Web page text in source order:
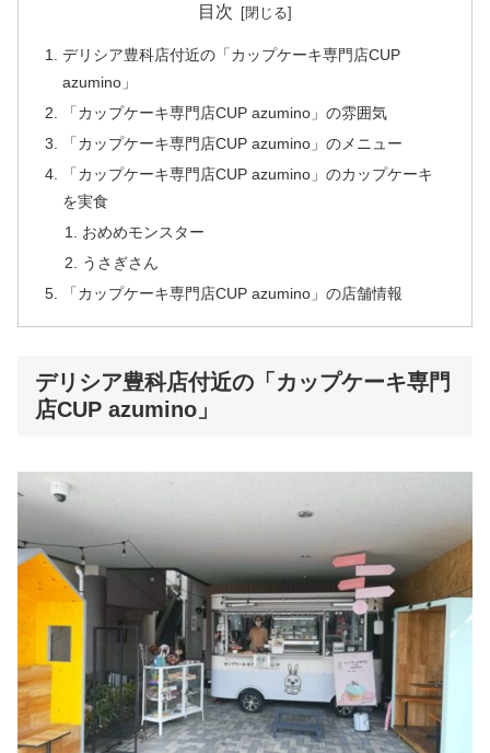
目次
デリシア豊科店付近の「カップケーキ専門店CUP
azumino」
「カップケーキ専門店CUP azumino」の雰囲気
「カップケーキ専門店CUP azumino」のメニュー
「カップケーキ専門店CUP azumino」のカップケーキ
を実食
おめめモンスター
うさぎさん
「カップケーキ専門店CUP azumino」の店舗情報
デリシア豊科店付近の「カップケーキ専門
店CUP azumino」